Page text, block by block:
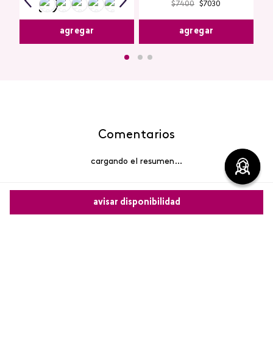
avisar disponibilidad
agregar
$7400 $7030
agregar
Comentarios
cargando el resumen…
Por favor, inicia sesión para escribir un comentario.